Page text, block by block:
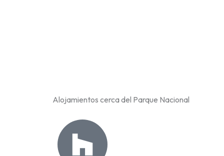
Alojamientos cerca del Parque Nacional